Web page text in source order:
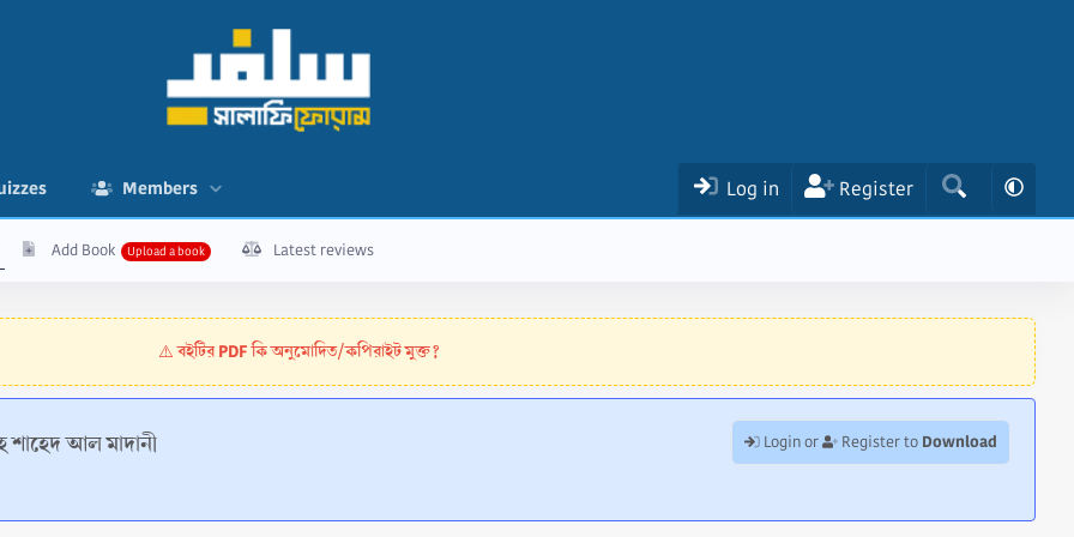
Members Log in Register
Add Book Latest reviews
⚠️বইটির PDF কি অনুমোদিত/কপিরাইট মুক্ত?
শাহেদ আল মাদানী Login or Register to Download